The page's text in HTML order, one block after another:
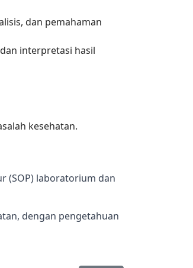
dan pemahaman
interpretasi hasil
kesehatan.
(SOP) laboratorium dan
dengan pengetahuan